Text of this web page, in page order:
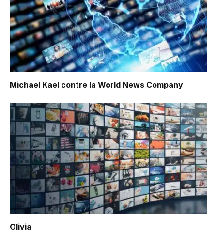
Michael Kael contre la World News Company
Olivia